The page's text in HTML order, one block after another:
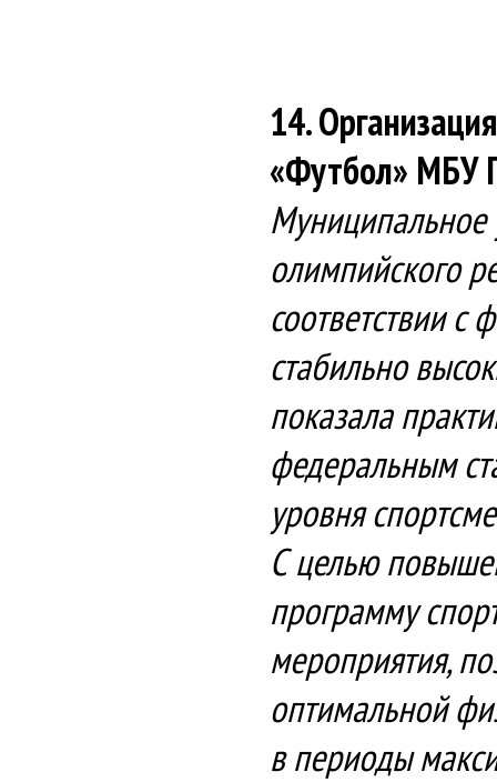
14.
«Футбол»
Муниципальное
олимпийского
соответствии
стабильно
показала
федеральным
уровня
С целью
программу
мероприятия,
оптимальной
в периоды